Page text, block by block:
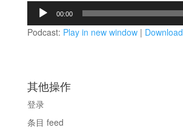
播
00:00
Podcast: Play in new window| Download
其他操作
登录
条目 feed